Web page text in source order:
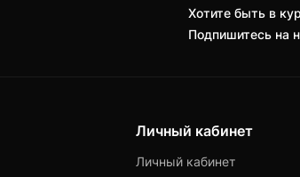
Хотите быть в
Подпишитесь на
Личный кабинет
Личный кабинет